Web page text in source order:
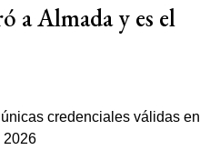
a Almada y es el